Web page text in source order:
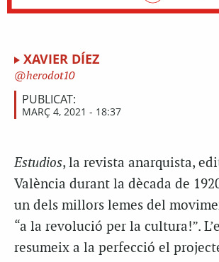
XAVIER DÍEZ
herodot10
PUBLICAT:
MARÇ 4, 2021 - 18:37
Estudios, la revista anarquista,
València durant la dècada de
un dels millors lemes del
“a la revolució per la cultura!”.
resumeix a la perfecció el